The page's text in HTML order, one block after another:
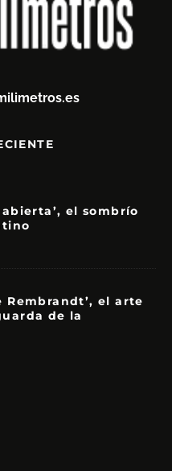
el sombrío
Rembrandt’, el arte
de la